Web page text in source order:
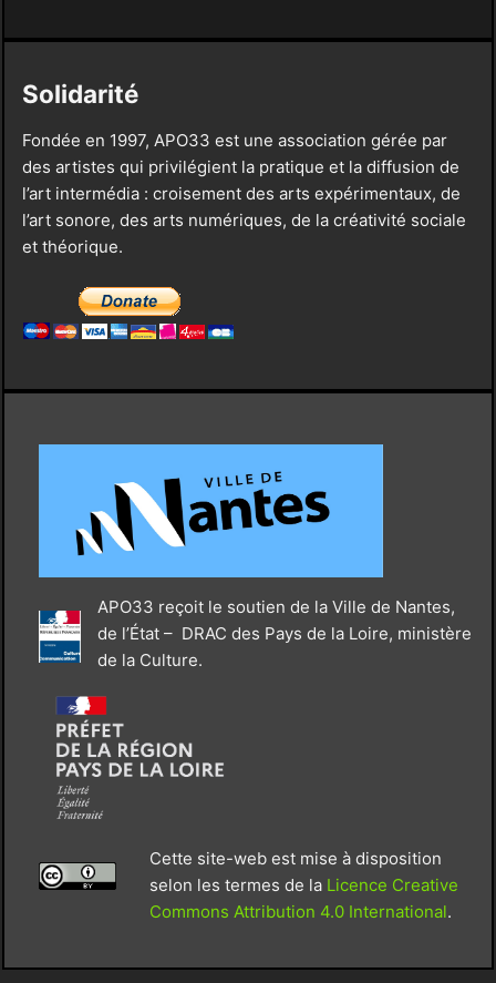
Solidarité
Fondée en 1997, APO33 est une association gérée par
des artistes qui privilégient la pratique et la diffusion de
l’art intermédia : croisement des arts expérimentaux, de
l’art sonore, des arts numériques, de la créativité sociale
et théorique.
APO33 reçoit le soutien de la Ville de Nantes,
de l’État – DRAC des Pays de la Loire, ministère
de la Culture.
Cette site-web est mise à disposition
selon les termes de la Licence Creative
Commons Attribution 4.0 International.